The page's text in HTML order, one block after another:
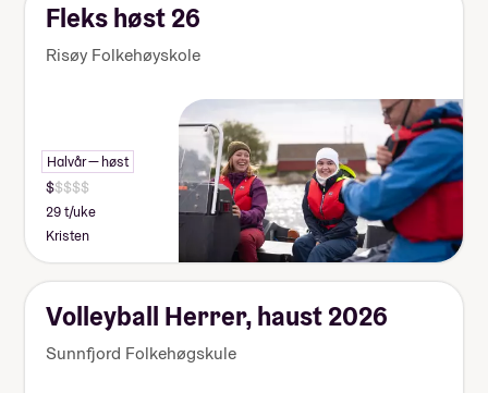
Fleks høst 26
Risøy Folkehøyskole
Halvår — høst
29 t/uke
Kristen
Volleyball Herrer, haust 2026
Sunnfjord Folkehøgskule